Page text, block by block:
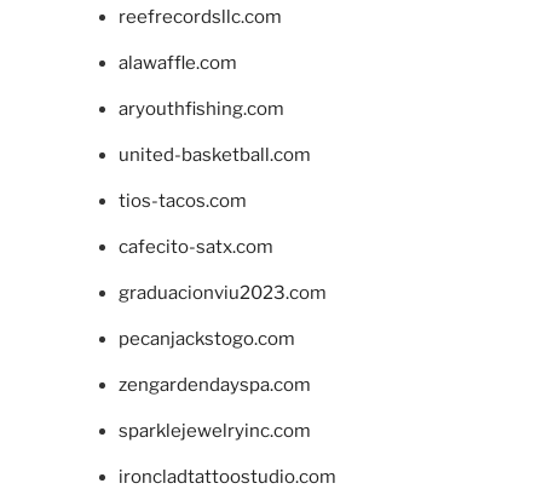
reefrecordsllc.com
alawaffle.com
aryouthfishing.com
united-basketball.com
tios-tacos.com
cafecito-satx.com
graduacionviu2023.com
pecanjackstogo.com
zengardendayspa.com
sparklejewelryinc.com
ironcladtattoostudio.com